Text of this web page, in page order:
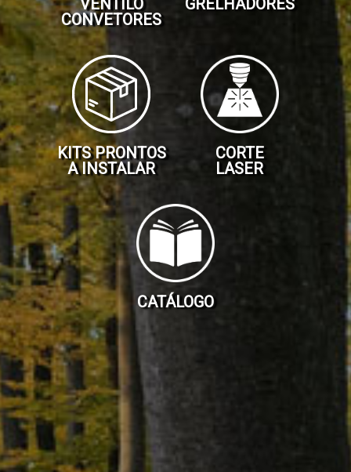
Termo
acumuladores
Ventilo
convetores
Kits
Prontos
a
Instalar
Gama
Pellets
Gama
Lenha
Grelhadores
VENTILO
CONVETORES
GRELHADORES
KITS PRONTOS
A INSTALAR
CORTE
LASER
CATÁLOGO